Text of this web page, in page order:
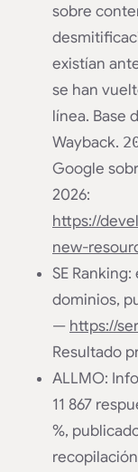
sobre
existían
se han
línea. Base
Wayback.
Google
2026:
https://
new-
SE
dominios,
— https://
Resultado
ALLMO:
11 867
%,